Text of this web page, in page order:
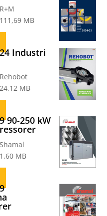
R+M
111,69 MB
Industri
Rehobot
24,12 MB
90-250 kW
Shamal
1,60 MB